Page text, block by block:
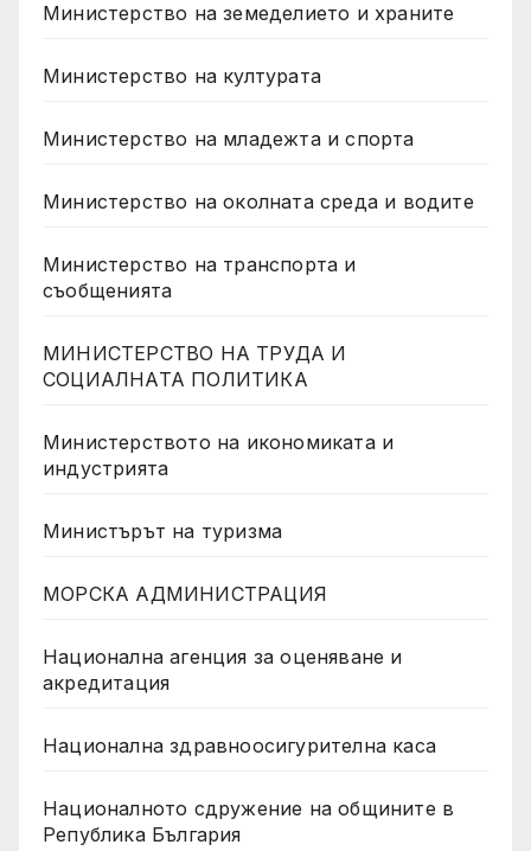
Министерство на земеделието и храните
Министерство на културата
Министерство на младежта и спорта
Министерство на околната среда и водите
Министерство на транспорта и
съобщенията
МИНИСТЕРСТВО НА ТРУДА И
СОЦИАЛНАТА ПОЛИТИКА
Министерството на икономиката и
индустрията
Министърът на туризма
МОРСКА АДМИНИСТРАЦИЯ
Национална агенция за оценяване и
акредитация
Национална здравноосигурителна каса
Националното сдружение на общините в
Република България